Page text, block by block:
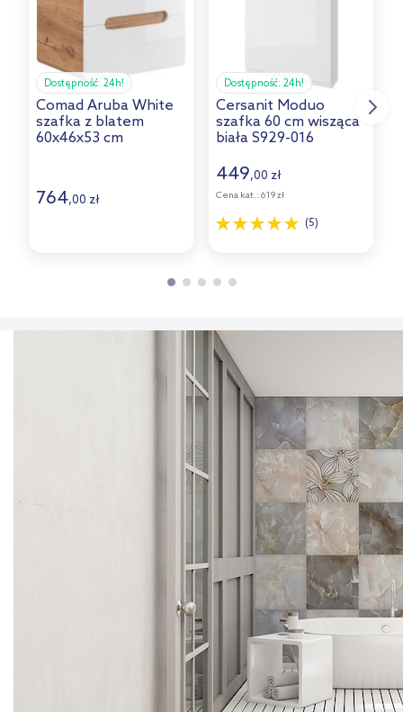
Dostępność:24h!
Comad Aruba White
szafka z blatem
60x46x53 cm
UN-60CMFSC
764,00 zł
Dostępność: 24h!
Cersanit Moduo
szafka 60 cm wisząca
biała S929-016
449,00 zł
Cena kat.: 619 zł
(5)